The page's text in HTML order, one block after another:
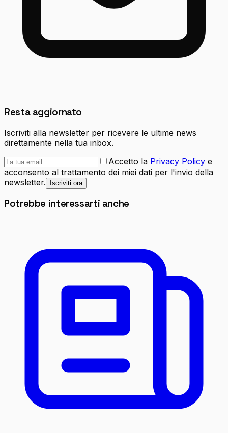
Resta aggiornato
Iscriviti alla newsletter per ricevere le ultime news
direttamente nella tua inbox.
Accetto la Privacy Policy e
acconsento al trattamento dei miei dati per l'invio della
newsletter.
Iscriviti ora
Potrebbe interessarti anche